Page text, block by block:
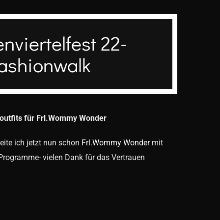
22-
FASHIONWALK
zum Bohnenviertelfest- Freitag hatten wir
einen Fashionwalk
Betz sein neues Buch " Charakterköpfe
Sie sehen gerade einen Platzhalterinhalt von
klicken Sie auf den Button unten. Bitte
Daten an Drittanbieter weitergegeben werden.
für Frl.Wommy Wonder
ich jetzt nun schon Frl.Wommy Wondermit
vielen Dank für das Vertrauen